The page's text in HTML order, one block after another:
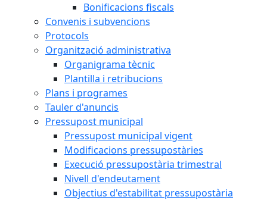
Bonificacions fiscals
Convenis i subvencions
Protocols
Organització administrativa
Organigrama tècnic
Plantilla i retribucions
Plans i programes
Tauler d'anuncis
Pressupost municipal
Pressupost municipal vigent
Modificacions pressupostàries
Execució pressupostària trimestral
Nivell d'endeutament
Objectius d'estabilitat pressupostària